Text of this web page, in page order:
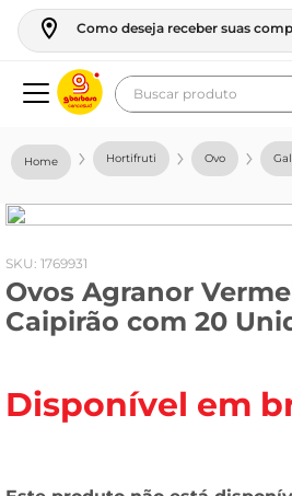
Como deseja receber suas
Buscar produto
Hortifruti Ovo
: 1769931
Ovos Agranor
Caipirão com 20
Disponível em
geladeira
fogao
café
cerveja
leite